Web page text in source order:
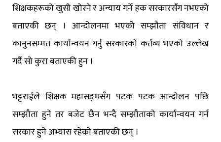
शिक्षकहरूको खुसी खोस्ने र अन्याय गर्ने हक सरकारसँग नभएको
बताएकी छन् । आन्दोलनमा भएको सम्झौता संविधान र
कानुनसम्मत कार्यान्वयन गर्नु सरकारको कर्तव्य भएको उल्लेख
गर्दै सो कुरा बताएकी हुन ।
भट्टराईले शिक्षक महासङ्घसँग पटक पटक आन्दोलन पछि
सम्झौता हुने तर बजेट छैन भन्दै सम्झौताको कार्यान्वयन गर्न
सरकार हुने अभ्यास रहेको बताएकी छन् ।